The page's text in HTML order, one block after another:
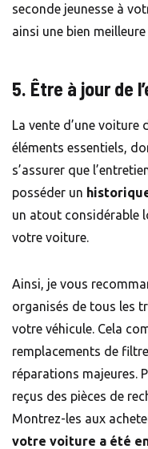
seconde jeunesse à
ainsi une bien
5. Être à jour de
La vente d’une voiture
éléments essentiels,
s’assurer que
posséder un
un atout considérable
votre voiture.
Ainsi, je vous
organisés de tous les
votre véhicule. Cela
remplacements de
réparations majeures.
reçus des pièces de
Montrez-les aux
votre voiture a été